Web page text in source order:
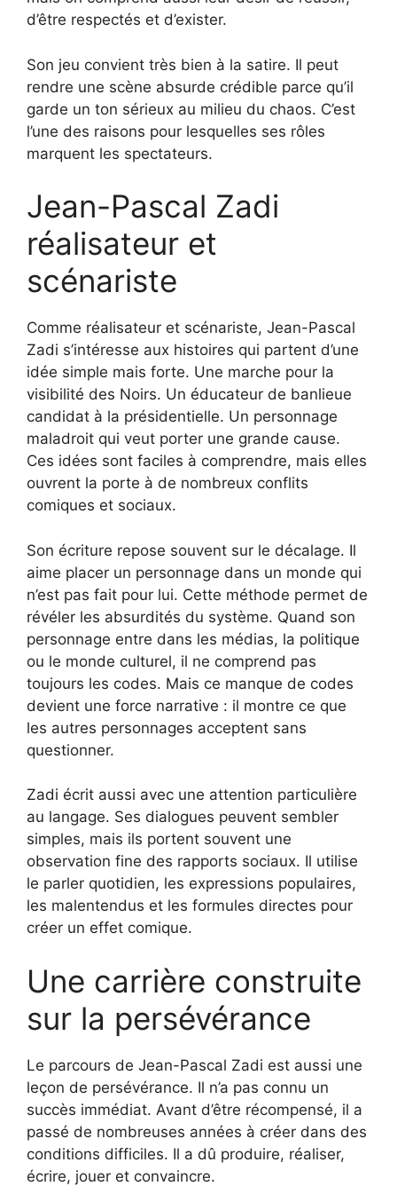
d’être respectés et d’exister.
Son jeu convient très bien à la satire. Il peut
rendre une scène absurde crédible parce qu’il
garde un ton sérieux au milieu du chaos. C’est
l’une des raisons pour lesquelles ses rôles
marquent les spectateurs.
Jean-Pascal Zadi
réalisateur et
scénariste
Comme réalisateur et scénariste, Jean-Pascal
Zadi s’intéresse aux histoires qui partent d’une
idée simple mais forte. Une marche pour la
visibilité des Noirs. Un éducateur de banlieue
candidat à la présidentielle. Un personnage
maladroit qui veut porter une grande cause.
Ces idées sont faciles à comprendre, mais elles
ouvrent la porte à de nombreux conflits
comiques et sociaux.
Son écriture repose souvent sur le décalage. Il
aime placer un personnage dans un monde qui
n’est pas fait pour lui. Cette méthode permet de
révéler les absurdités du système. Quand son
personnage entre dans les médias, la politique
ou le monde culturel, il ne comprend pas
toujours les codes. Mais ce manque de codes
devient une force narrative : il montre ce que
les autres personnages acceptent sans
questionner.
Zadi écrit aussi avec une attention particulière
au langage. Ses dialogues peuvent sembler
simples, mais ils portent souvent une
observation fine des rapports sociaux. Il utilise
le parler quotidien, les expressions populaires,
les malentendus et les formules directes pour
créer un effet comique.
Une carrière construite
sur la persévérance
Le parcours de Jean-Pascal Zadi est aussi une
leçon de persévérance. Il n’a pas connu un
succès immédiat. Avant d’être récompensé, il a
passé de nombreuses années à créer dans des
conditions difficiles. Il a dû produire, réaliser,
écrire, jouer et convaincre.